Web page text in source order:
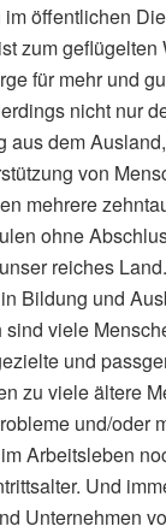
öffentlichen
zum
für mehr und
nicht nur
aus dem
von
mehrere
ohne
reiches
Bildung und
sind viele
und
zu viele ältere
und/oder
Arbeitsleben
Und
Unternehmen